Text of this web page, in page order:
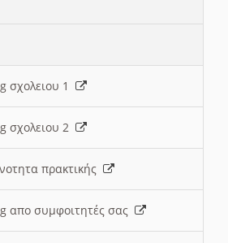
σχολειου 1
σχολειου 2
πρακτικής
απο συμφοιτητές σας